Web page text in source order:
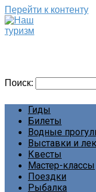
Перейти к контенту
Поиск:
Гиды
Билеты
Водные
Выставки и
Квесты
Мастер-классы
Поездки
Рыбалка